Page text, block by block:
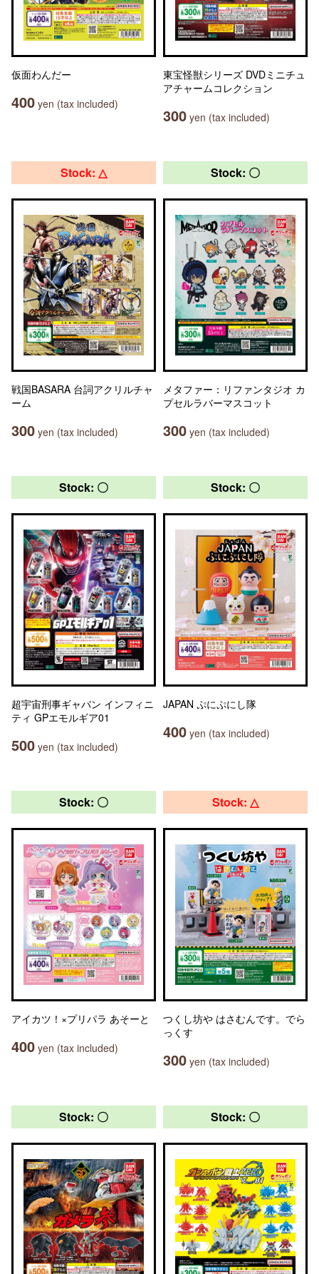
仮面わんだー
400 yen (tax included)
東宝怪獣シリーズ DVDミニチュ
アチャームコレクション
300 yen (tax included)
Stock: △
戦国BASARA 台詞アクリルチャ
ーム
300 yen (tax included)
Stock: 〇
メタファー：リファンタジオ カ
プセルラバーマスコット
300 yen (tax included)
Stock: 〇
超宇宙刑事ギャバン インフィニ
ティ GPエモルギア01
500 yen (tax included)
Stock: 〇
JAPAN ぷにぷにし隊
400 yen (tax included)
Stock: 〇
アイカツ！×プリパラ あそーと
400 yen (tax included)
Stock: △
つくし坊や はさむんです。でら
っくす
300 yen (tax included)
Stock: 〇 Stock: 〇